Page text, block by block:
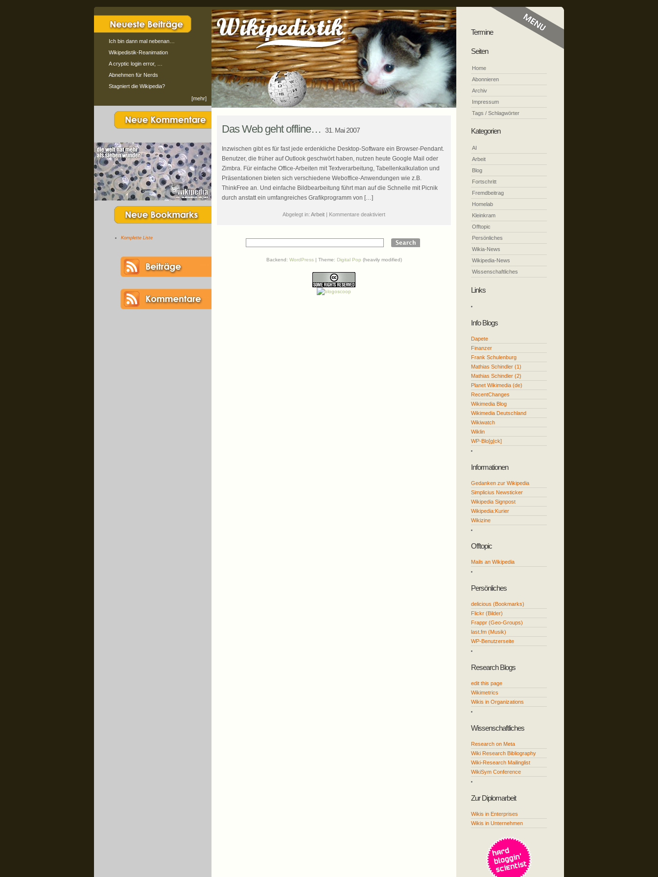
Ich bin dann mal nebenan…
Wikipedistik-Reanimation
A cryptic login error, …
Abnehmen für Nerds
Stagniert die Wikipedia?
[mehr]
Komplette Liste
Das Web geht offline… 31. Mai 2007
Inzwischen gibt es für fast jede erdenkliche Desktop-Software ein Browser-Pendant.
Benutzer, die früher auf Outlook geschwört haben, nutzen heute Google Mail oder
Zimbra. Für einfache Office-Arbeiten mit Textverarbeitung, Tabellenkalkulation und
Präsentationen bieten sich verschiedene Weboffice-Anwendungen wie z.B.
ThinkFree an. Und einfache Bildbearbeitung führt man auf die Schnelle mit Picnik
durch anstatt ein umfangreiches Grafikprogramm von […]
Abgelegt in: Arbeit | Kommentare deaktiviertfür
geht
offline…
Backend: WordPress| Theme: Digital Pop (heavily modified)
Termine
Seiten
Home
Abonnieren
Archiv
Impressum
Tags / Schlagwörter
Kategorien
AI
Arbeit
Blog
Fortschritt
Fremdbeitrag
Homelab
Kleinkram
Offtopic
Persönliches
Wikia-News
Wikipedia-News
Wissenschaftliches
Links
Info Blogs
Dapete
Finanzer
Frank Schulenburg
Mathias Schindler (1)
Mathias Schindler (2)
Planet Wikimedia (de)
RecentChanges
Wikimedia Blog
Wikimedia Deutschland
Wikiwatch
Wiklin
WP-Blo[g|ck]
Informationen
Gedanken zur Wikipedia
Simplicius Newsticker
Wikipedia Signpost
Wikipedia:Kurier
Wikizine
Offtopic
Mails an Wikipedia
Persönliches
delicious (Bookmarks)
Flickr (Bilder)
Frappr (Geo-Groups)
last.fm (Musik)
WP-Benutzerseite
Research Blogs
edit this page
Wikimetrics
Wikis in Organizations
Wissenschaftliches
Research on Meta
Wiki Research Bibliography
Wiki-Research Mailinglist
WikiSym Conference
Zur Diplomarbeit
Wikis in Enterprises
Wikis in Unternehmen